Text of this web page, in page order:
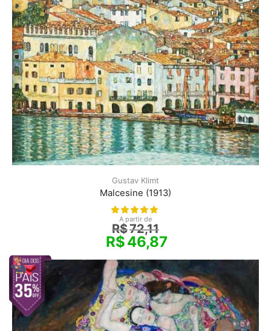
Gustav Klimt
Malcesine (1913)
A partir de
R$72,11
R$46,87